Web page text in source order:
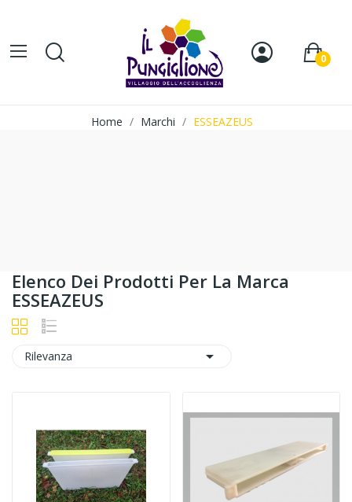
0
Home Marchi ESSEAZEUS
Elenco Dei Prodotti Per La Marca
ESSEAZEUS
Rilevanza 